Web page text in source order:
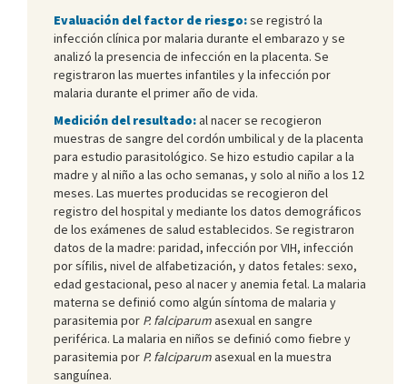
Evaluación del factor de riesgo:se registró la
infección clínica por malaria durante el embarazo y se
analizó la presencia de infección en la placenta. Se
registraron las muertes infantiles y la infección por
malaria durante el primer año de vida.
Medición del resultado:al nacer se recogieron
muestras de sangre del cordón umbilical y de la placenta
para estudio parasitológico. Se hizo estudio capilar a la
madre y al niño a las ocho semanas, y solo al niño a los 12
meses. Las muertes producidas se recogieron del
registro del hospital y mediante los datos demográficos
de los exámenes de salud establecidos. Se registraron
datos de la madre: paridad, infección por VIH, infección
por sífilis, nivel de alfabetización, y datos fetales: sexo,
edad gestacional, peso al nacer y anemia fetal. La malaria
materna se definió como algún síntoma de malaria y
parasitemia por P. falciparumasexual en sangre
periférica. La malaria en niños se definió como fiebre y
parasitemia por P. falciparumasexual en la muestra
sanguínea.